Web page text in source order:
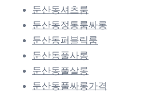
둔산동셔츠룸
둔산동정통룸싸롱
둔산동퍼블릭룸
둔산동풀사롱
둔산동풀살롱
둔산동풀싸롱가격